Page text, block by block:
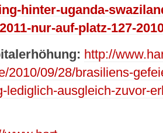
hinter-uganda-
nur-auf-platz-127-
http://
2010/09/28/brasiliens-
lediglich-ausgleich-zuvor-